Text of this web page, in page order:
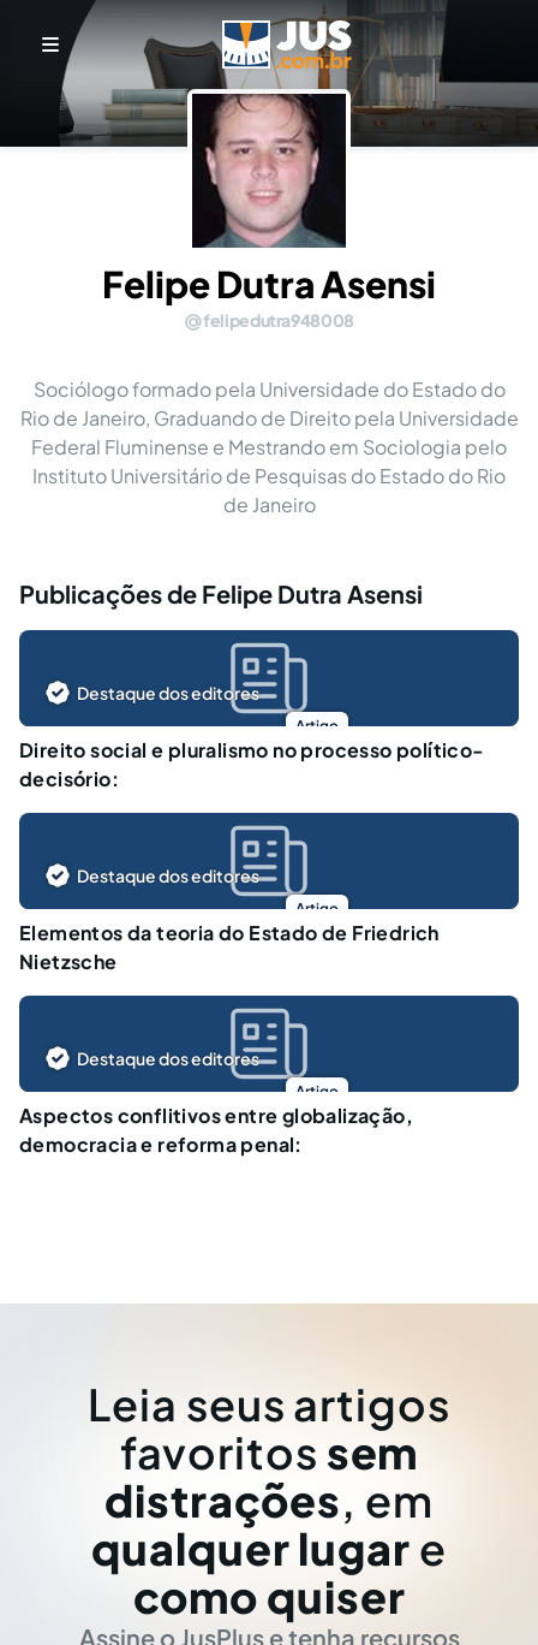
Felipe Dutra Asensi
felipedutra948008
Sociólogo formado pela Universidade do Estado do
Rio de Janeiro, Graduando de Direito pela Universidade
Federal Fluminense e Mestrando em Sociologia pelo
Instituto Universitário de Pesquisas do Estado do Rio
de Janeiro
Publicações de Felipe Dutra Asensi
Artigo
Destaque dos editores
Direito social e pluralismo no processo político-
decisório:
Artigo
Destaque dos editores
Elementos da teoria do Estado de Friedrich
Nietzsche
Artigo
Destaque dos editores
Aspectos conflitivos entre globalização,
democracia e reforma penal:
Leia seus artigos
favoritos sem
distrações, em
qualquer lugar e
como quiser
Assine o JusPlus e tenha recursos